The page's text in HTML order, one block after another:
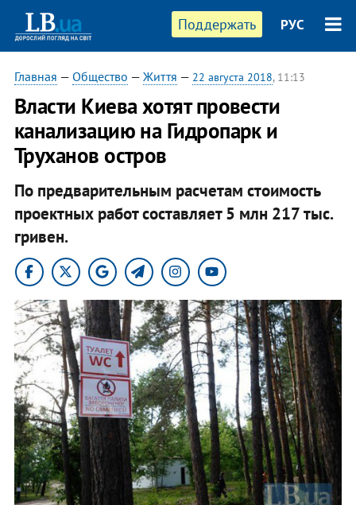
Поддержать РУС
Главная — Общество — Життя — 22 августа 2018, 11:13
Власти Киева хотят провести
канализацию на Гидропарк и
Труханов остров
По предварительным расчетам стоимость
проектных работ составляет 5 млн 217 тыс.
гривен.